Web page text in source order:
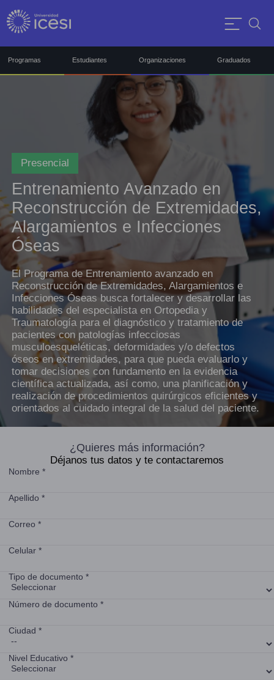
Programas Estudiantes Organizaciones Graduados
Presencial
Entrenamiento Avanzado en
Reconstrucción de Extremidades,
Alargamientos e Infecciones
Óseas
El Programa de Entrenamiento avanzado en
Reconstrucción de Extremidades, Alargamientos e
Infecciones Óseas busca fortalecer y desarrollar las
habilidades del especialista en Ortopedia y
Traumatología para el diagnóstico y tratamiento de
pacientes con patologías infecciosas
musculoesqueléticas, deformidades y/o defectos
óseos en extremidades, para que pueda evaluarlo y
tomar decisiones con fundamento en la evidencia
científica actualizada, así como, una planificación y
realización de procedimientos quirúrgicos eficientes y
orientados al cuidado integral de la salud del paciente.
¿Quieres más información?
Déjanos tus datos y te contactaremos
Nombre *
Apellido *
Correo *
Celular *
Tipo de documento *
Número de documento *
Ciudad *
Nivel Educativo *